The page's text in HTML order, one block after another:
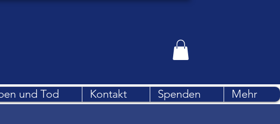
und Tod Kontakt Spenden Mehr